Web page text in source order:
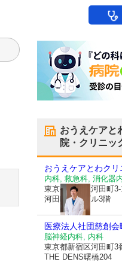
おうえケアと
院・クリニッ
おうえケアとわクリ
内科, 救急科, 消化器
東京都新宿区河田町
河田町安田ビル3階
医療法人社団慈創
脳神経内科, 内科
東京都新宿区河田町3
THE DENS曙橋204